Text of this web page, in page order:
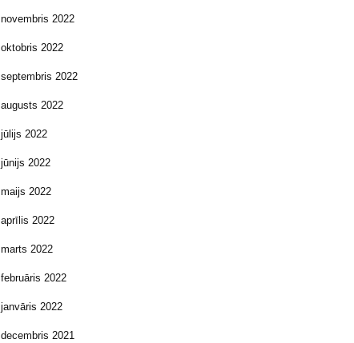
novembris 2022
oktobris 2022
septembris 2022
augusts 2022
jūlijs 2022
jūnijs 2022
maijs 2022
aprīlis 2022
marts 2022
februāris 2022
janvāris 2022
decembris 2021